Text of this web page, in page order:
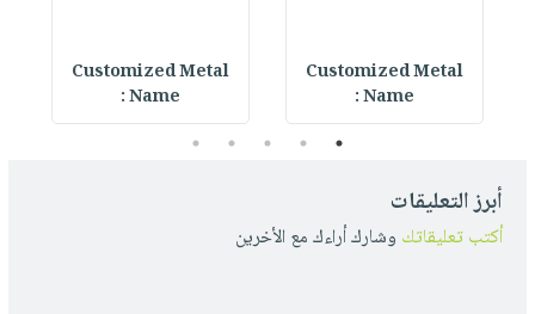
Customized Metal
Name :
Customized Metal
Name :
1
2
3
4
5
أبرز التعليقات
أكتب تعليقاتك وشارك أراءك مع الأخرين